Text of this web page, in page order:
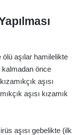
ölü aşılar hamilelikte
kalmadan önce
aşısı
aşısı kızamık
aşısı gebelikte (ilk